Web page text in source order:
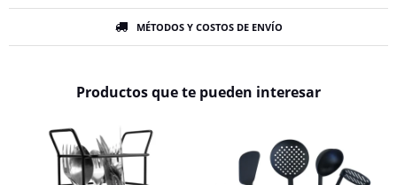
MÉTODOS Y COSTOS DE ENVÍO
Productos que te pueden interesar